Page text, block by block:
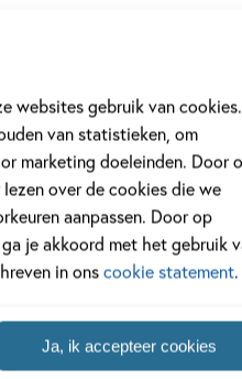
websites gebruik van cookies.
van statistieken, om
marketing doeleinden. Door
lezen over de cookies die we
aanpassen. Door op
ga je akkoord met het gebruik
in onscookie statement.
Ja, ik accepteer cookies
Lindbäck
Lindbäck werd in
geboren in Luleå. Ze